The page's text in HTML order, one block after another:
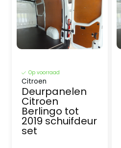
Op voorraad
Citroen
Deurpanelen
Citroen
Berlingo tot
2019 schuifdeur
set